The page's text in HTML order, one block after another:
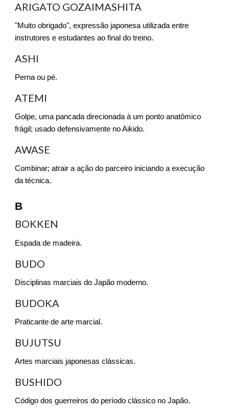
ARIGATO GOZAIMASHITA
"Muito obrigado", expressão japonesa utilizada entre
instrutores e estudantes ao final do treino.
ASHI
Perna ou pé.
ATEMI
Golpe, uma pancada direcionada à um ponto anatômico
frágil; usado defensivamente no Aikido.
AWASE
Combinar; atrair a ação do parceiro iniciando a execução
da técnica.
B
BOKKEN
Espada de madeira.
BUDO
Disciplinas marciais do Japão moderno.
BUDOKA
Praticante de arte marcial.
BUJUTSU
Artes marciais japonesas clássicas.
BUSHIDO
Código dos guerreiros do período clássico no Japão.